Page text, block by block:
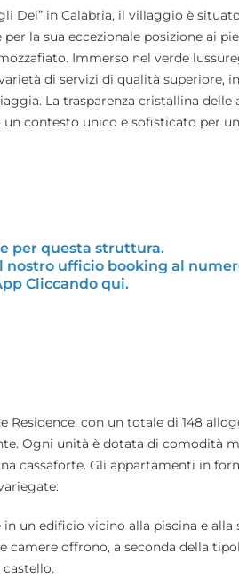
Dei” in Calabria, il villaggio è
la sua eccezionale posizione ai
Immerso nel verde
di servizi di qualità superiore,
La trasparenza cristallina delle
contesto unico e sofisticato per
per questa struttura.
nostro ufficio booking al
Cliccando qui.
con un totale di 148
Ogni unità è dotata di comodità
cassaforte. Gli appartamenti in
un edificio vicino alla piscina e alla
camere offrono, a seconda della